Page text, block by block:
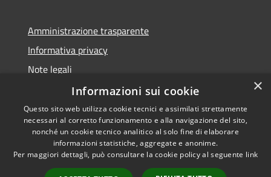
Amministrazione trasparente
Informativa privacy
Note legali
Dichiarazione di accessibilità
RSS
Accessibilità
Copyright © 2026 • Comune di
×
Informazioni sui cookie
Questo sito web utilizza cookie tecnici e assimilati strettamente
necessari al corretto funzionamento e alla navigazione del sito,
nonché un cookie tecnico analitico al solo fine di elaborare
informazioni statistiche, aggregate e anonime.
Per maggiori dettagli, può consultare la cookie policy al seguente link